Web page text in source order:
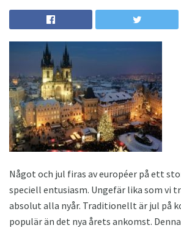
Något och jul firas av européer på ett
speciell entusiasm. Ungefär lika som vi
absolut alla nyår. Traditionellt är jul på
populär än det nya årets ankomst.